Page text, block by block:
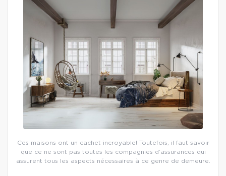
Ces maisons ont un cachet incroyable! Toutefois, il faut savoir
que ce ne sont pas toutes les compagnies d’assurances qui
assurent tous les aspects nécessaires à ce genre de demeure.